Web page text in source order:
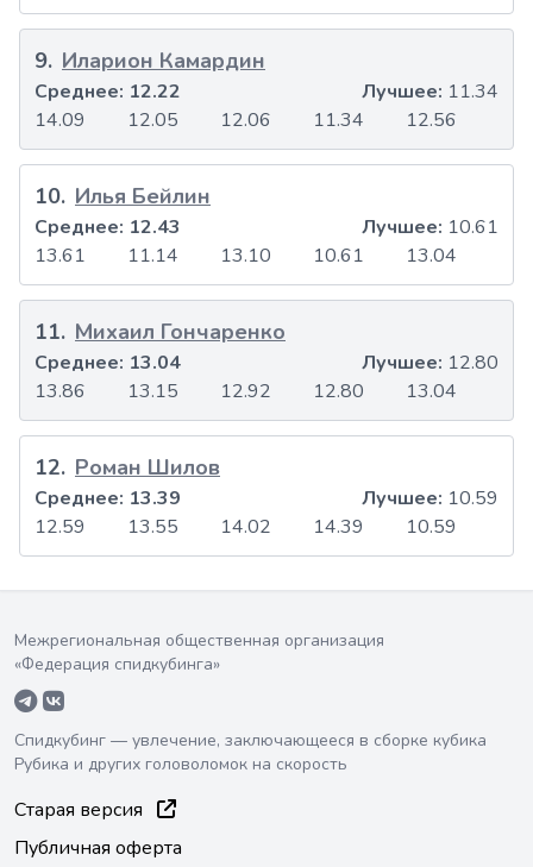
9. Иларион Камардин
14.09 12.05 12.06 11.34 12.56
Среднее: 12.22 Лучшее: 11.34
10. Илья Бейлин
13.61 11.14 13.10 10.61 13.04
Среднее: 12.43 Лучшее: 10.61
11. Михаил Гончаренко
13.86 13.15 12.92 12.80 13.04
Среднее: 13.04 Лучшее: 12.80
12. Роман Шилов
12.59 13.55 14.02 14.39 10.59
Среднее: 13.39 Лучшее: 10.59
Межрегиональная общественная организация
«Федерация спидкубинга»
Спидкубинг — увлечение, заключающееся в сборке кубика
Рубика и других головоломок на скорость
Старая версия
Публичная оферта